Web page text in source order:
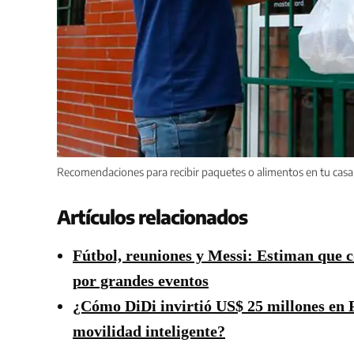
Recomendaciones para recibir paquetes o alimentos en tu casa
Artículos relacionados
Fútbol, reuniones y Messi: Estiman que
por grandes eventos
¿Cómo DiDi invirtió US$ 25 millones en
movilidad inteligente?